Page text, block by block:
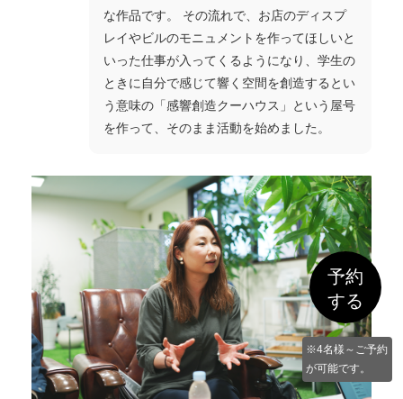
※4名様～ご予約
が可能です。
予約
する
な作品です。 その流れで、お店のディスプ
レイやビルのモニュメントを作ってほしいと
いった仕事が入ってくるようになり、学生の
ときに自分で感じて響く空間を創造するとい
う意味の「感響創造クーハウス」という屋号
を作って、そのまま活動を始めました。